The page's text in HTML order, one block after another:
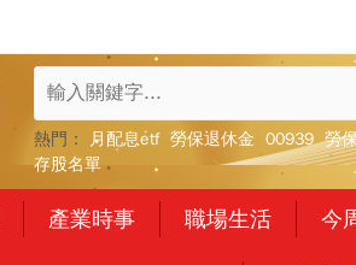
熱門： 月配息etf 勞保退休金 00939 勞
存股名單
產業時事 職場生活 今